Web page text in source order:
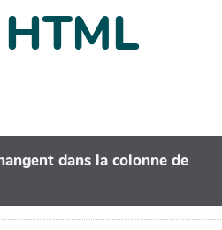
dans la colonne de